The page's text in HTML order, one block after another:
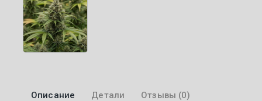
Описание Детали Отзывы (0)